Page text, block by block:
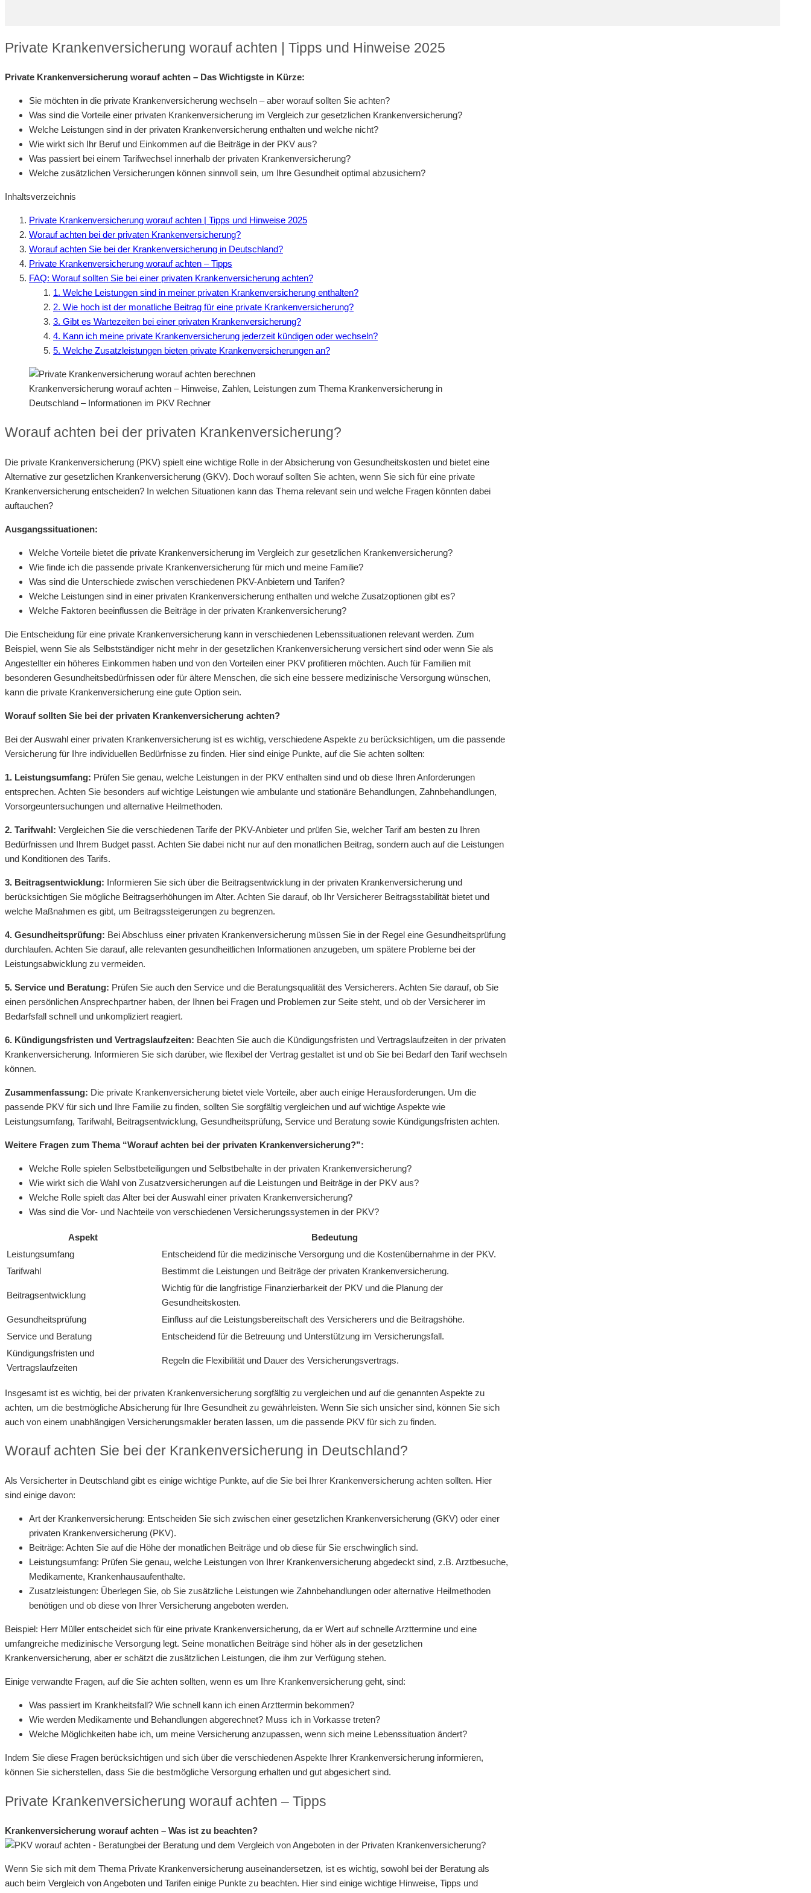
Private Krankenversicherung worauf achten | Tipps und Hinweise 2025
Private Krankenversicherung worauf achten – Das Wichtigste in Kürze:
Sie möchten in die private Krankenversicherung wechseln – aber worauf sollten Sie achten?
Was sind die Vorteile einer privaten Krankenversicherung im Vergleich zur gesetzlichen Krankenversicherung?
Welche Leistungen sind in der privaten Krankenversicherung enthalten und welche nicht?
Wie wirkt sich Ihr Beruf und Einkommen auf die Beiträge in der PKV aus?
Was passiert bei einem Tarifwechsel innerhalb der privaten Krankenversicherung?
Welche zusätzlichen Versicherungen können sinnvoll sein, um Ihre Gesundheit optimal abzusichern?
Inhaltsverzeichnis
Private Krankenversicherung worauf achten | Tipps und Hinweise 2025
Worauf achten bei der privaten Krankenversicherung?
Worauf achten Sie bei der Krankenversicherung in Deutschland?
Private Krankenversicherung worauf achten – Tipps
FAQ: Worauf sollten Sie bei einer privaten Krankenversicherung achten?
1. Welche Leistungen sind in meiner privaten Krankenversicherung enthalten?
2. Wie hoch ist der monatliche Beitrag für eine private Krankenversicherung?
3. Gibt es Wartezeiten bei einer privaten Krankenversicherung?
4. Kann ich meine private Krankenversicherung jederzeit kündigen oder wechseln?
5. Welche Zusatzleistungen bieten private Krankenversicherungen an?
Krankenversicherung worauf achten – Hinweise, Zahlen, Leistungen zum Thema Krankenversicherung in
Deutschland – Informationen im PKV Rechner
Worauf achten bei der privaten Krankenversicherung?
Die private Krankenversicherung (PKV) spielt eine wichtige Rolle in der Absicherung von Gesundheitskosten und bietet eine
Alternative zur gesetzlichen Krankenversicherung (GKV). Doch worauf sollten Sie achten, wenn Sie sich für eine private
Krankenversicherung entscheiden? In welchen Situationen kann das Thema relevant sein und welche Fragen könnten dabei
auftauchen?
Ausgangssituationen:
Welche Vorteile bietet die private Krankenversicherung im Vergleich zur gesetzlichen Krankenversicherung?
Wie finde ich die passende private Krankenversicherung für mich und meine Familie?
Was sind die Unterschiede zwischen verschiedenen PKV-Anbietern und Tarifen?
Welche Leistungen sind in einer privaten Krankenversicherung enthalten und welche Zusatzoptionen gibt es?
Welche Faktoren beeinflussen die Beiträge in der privaten Krankenversicherung?
Die Entscheidung für eine private Krankenversicherung kann in verschiedenen Lebenssituationen relevant werden. Zum
Beispiel, wenn Sie als Selbstständiger nicht mehr in der gesetzlichen Krankenversicherung versichert sind oder wenn Sie als
Angestellter ein höheres Einkommen haben und von den Vorteilen einer PKV profitieren möchten. Auch für Familien mit
besonderen Gesundheitsbedürfnissen oder für ältere Menschen, die sich eine bessere medizinische Versorgung wünschen,
kann die private Krankenversicherung eine gute Option sein.
Worauf sollten Sie bei der privaten Krankenversicherung achten?
Bei der Auswahl einer privaten Krankenversicherung ist es wichtig, verschiedene Aspekte zu berücksichtigen, um die passende
Versicherung für Ihre individuellen Bedürfnisse zu finden. Hier sind einige Punkte, auf die Sie achten sollten:
1. Leistungsumfang: Prüfen Sie genau, welche Leistungen in der PKV enthalten sind und ob diese Ihren Anforderungen
entsprechen. Achten Sie besonders auf wichtige Leistungen wie ambulante und stationäre Behandlungen, Zahnbehandlungen,
Vorsorgeuntersuchungen und alternative Heilmethoden.
2. Tarifwahl: Vergleichen Sie die verschiedenen Tarife der PKV-Anbieter und prüfen Sie, welcher Tarif am besten zu Ihren
Bedürfnissen und Ihrem Budget passt. Achten Sie dabei nicht nur auf den monatlichen Beitrag, sondern auch auf die Leistungen
und Konditionen des Tarifs.
3. Beitragsentwicklung: Informieren Sie sich über die Beitragsentwicklung in der privaten Krankenversicherung und
berücksichtigen Sie mögliche Beitragserhöhungen im Alter. Achten Sie darauf, ob Ihr Versicherer Beitragsstabilität bietet und
welche Maßnahmen es gibt, um Beitragssteigerungen zu begrenzen.
4. Gesundheitsprüfung: Bei Abschluss einer privaten Krankenversicherung müssen Sie in der Regel eine Gesundheitsprüfung
durchlaufen. Achten Sie darauf, alle relevanten gesundheitlichen Informationen anzugeben, um spätere Probleme bei der
Leistungsabwicklung zu vermeiden.
5. Service und Beratung: Prüfen Sie auch den Service und die Beratungsqualität des Versicherers. Achten Sie darauf, ob Sie
einen persönlichen Ansprechpartner haben, der Ihnen bei Fragen und Problemen zur Seite steht, und ob der Versicherer im
Bedarfsfall schnell und unkompliziert reagiert.
6. Kündigungsfristen und Vertragslaufzeiten: Beachten Sie auch die Kündigungsfristen und Vertragslaufzeiten in der privaten
Krankenversicherung. Informieren Sie sich darüber, wie flexibel der Vertrag gestaltet ist und ob Sie bei Bedarf den Tarif wechseln
können.
Zusammenfassung: Die private Krankenversicherung bietet viele Vorteile, aber auch einige Herausforderungen. Um die
passende PKV für sich und Ihre Familie zu finden, sollten Sie sorgfältig vergleichen und auf wichtige Aspekte wie
Leistungsumfang, Tarifwahl, Beitragsentwicklung, Gesundheitsprüfung, Service und Beratung sowie Kündigungsfristen achten.
Weitere Fragen zum Thema “Worauf achten bei der privaten Krankenversicherung?”:
Welche Rolle spielen Selbstbeteiligungen und Selbstbehalte in der privaten Krankenversicherung?
Wie wirkt sich die Wahl von Zusatzversicherungen auf die Leistungen und Beiträge in der PKV aus?
Welche Rolle spielt das Alter bei der Auswahl einer privaten Krankenversicherung?
Was sind die Vor- und Nachteile von verschiedenen Versicherungssystemen in der PKV?
Aspekt
Bedeutung
Leistungsumfang
Entscheidend für die medizinische Versorgung und die Kostenübernahme in der PKV.
Tarifwahl
Bestimmt die Leistungen und Beiträge der privaten Krankenversicherung.
Beitragsentwicklung
Wichtig für die langfristige Finanzierbarkeit der PKV und die Planung der
Gesundheitskosten.
Gesundheitsprüfung
Einfluss auf die Leistungsbereitschaft des Versicherers und die Beitragshöhe.
Service und Beratung
Entscheidend für die Betreuung und Unterstützung im Versicherungsfall.
Kündigungsfristen und
Vertragslaufzeiten
Regeln die Flexibilität und Dauer des Versicherungsvertrags.
Insgesamt ist es wichtig, bei der privaten Krankenversicherung sorgfältig zu vergleichen und auf die genannten Aspekte zu
achten, um die bestmögliche Absicherung für Ihre Gesundheit zu gewährleisten. Wenn Sie sich unsicher sind, können Sie sich
auch von einem unabhängigen Versicherungsmakler beraten lassen, um die passende PKV für sich zu finden.
Worauf achten Sie bei der Krankenversicherung in Deutschland?
Als Versicherter in Deutschland gibt es einige wichtige Punkte, auf die Sie bei Ihrer Krankenversicherung achten sollten. Hier
sind einige davon:
Art der Krankenversicherung: Entscheiden Sie sich zwischen einer gesetzlichen Krankenversicherung (GKV) oder einer
privaten Krankenversicherung (PKV).
Beiträge: Achten Sie auf die Höhe der monatlichen Beiträge und ob diese für Sie erschwinglich sind.
Leistungsumfang: Prüfen Sie genau, welche Leistungen von Ihrer Krankenversicherung abgedeckt sind, z.B. Arztbesuche,
Medikamente, Krankenhausaufenthalte.
Zusatzleistungen: Überlegen Sie, ob Sie zusätzliche Leistungen wie Zahnbehandlungen oder alternative Heilmethoden
benötigen und ob diese von Ihrer Versicherung angeboten werden.
Beispiel: Herr Müller entscheidet sich für eine private Krankenversicherung, da er Wert auf schnelle Arzttermine und eine
umfangreiche medizinische Versorgung legt. Seine monatlichen Beiträge sind höher als in der gesetzlichen
Krankenversicherung, aber er schätzt die zusätzlichen Leistungen, die ihm zur Verfügung stehen.
Einige verwandte Fragen, auf die Sie achten sollten, wenn es um Ihre Krankenversicherung geht, sind:
Was passiert im Krankheitsfall? Wie schnell kann ich einen Arzttermin bekommen?
Wie werden Medikamente und Behandlungen abgerechnet? Muss ich in Vorkasse treten?
Welche Möglichkeiten habe ich, um meine Versicherung anzupassen, wenn sich meine Lebenssituation ändert?
Indem Sie diese Fragen berücksichtigen und sich über die verschiedenen Aspekte Ihrer Krankenversicherung informieren,
können Sie sicherstellen, dass Sie die bestmögliche Versorgung erhalten und gut abgesichert sind.
Private Krankenversicherung worauf achten – Tipps
Krankenversicherung worauf achten – Was ist zu beachten?
bei der Beratung und dem Vergleich von Angeboten in der Privaten Krankenversicherung?
Wenn Sie sich mit dem Thema Private Krankenversicherung auseinandersetzen, ist es wichtig, sowohl bei der Beratung als
auch beim Vergleich von Angeboten und Tarifen einige Punkte zu beachten. Hier sind einige wichtige Hinweise, Tipps und